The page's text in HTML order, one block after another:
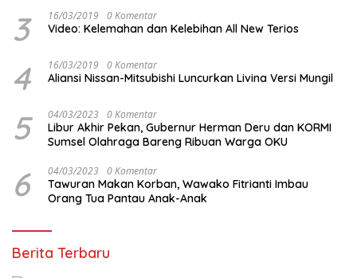
3 16/03/2019 0 Komentar
Video: Kelemahan dan Kelebihan All New Terios
4 16/03/2019 0 Komentar
Aliansi Nissan-Mitsubishi Luncurkan Livina Versi Mungil
5 04/03/2023 0 Komentar
Libur Akhir Pekan, Gubernur Herman Deru dan KORMI
Sumsel Olahraga Bareng Ribuan Warga OKU
6 04/03/2023 0 Komentar
Tawuran Makan Korban, Wawako Fitrianti Imbau
Orang Tua Pantau Anak-Anak
Berita Terbaru